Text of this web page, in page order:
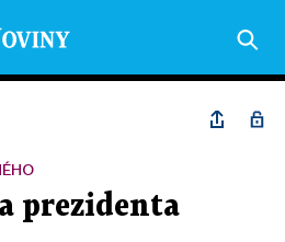
prezidenta